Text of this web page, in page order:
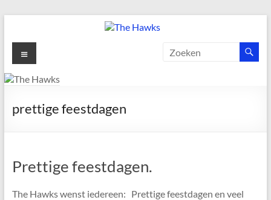
de
inhoud
The
Hawks
gezelligste
Menu
prettige feestdagen
Prettige feestdagen.
The Hawks wenst iedereen: Prettige feestdagen en veel